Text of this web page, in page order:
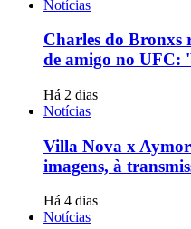
Notícias
Charles do Bronxs
de amigo no UFC:
Há 2 dias
Notícias
Villa Nova x
imagens, à
Há 4 dias
Notícias